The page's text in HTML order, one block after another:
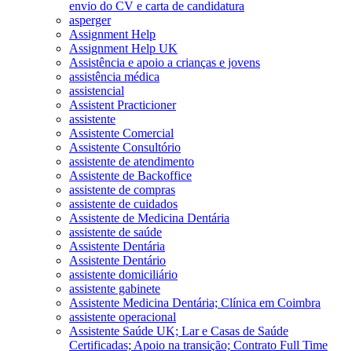
envio do CV e carta de candidatura
asperger
Assignment Help
Assignment Help UK
Assistência e apoio a crianças e jovens
assistência médica
assistencial
Assistent Practicioner
assistente
Assistente Comercial
Assistente Consultório
assistente de atendimento
Assistente de Backoffice
assistente de compras
assistente de cuidados
Assistente de Medicina Dentária
assistente de saúde
Assistente Dentária
Assistente Dentário
assistente domiciliário
assistente gabinete
Assistente Medicina Dentária; Clínica em Coimbra
assistente operacional
Assistente Saúde UK; Lar e Casas de Saúde
Certificadas; Apoio na transição; Contrato Full Time